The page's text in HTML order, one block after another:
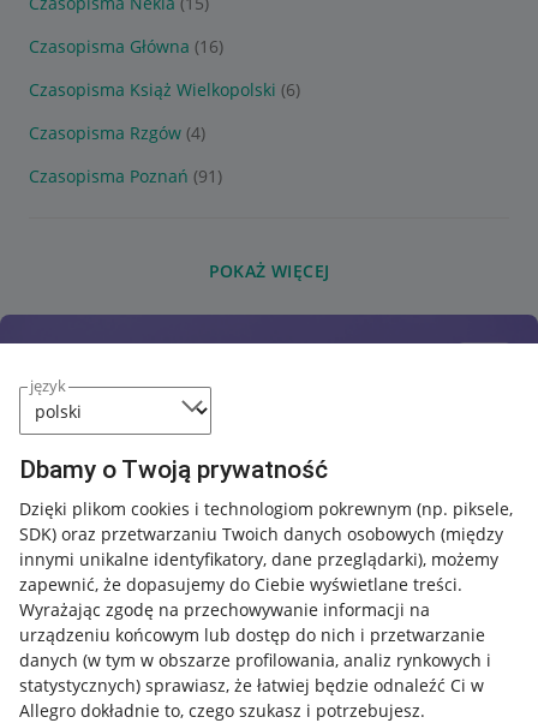
język
Dbamy o Twoją prywatność
Dzięki plikom cookies i technologiom pokrewnym (np. piksele,
SDK) oraz przetwarzaniu Twoich danych osobowych (między
innymi unikalne identyfikatory, dane przeglądarki), możemy
zapewnić, że dopasujemy do Ciebie wyświetlane treści.
Wyrażając zgodę na przechowywanie informacji na
urządzeniu końcowym lub dostęp do nich i przetwarzanie
danych (w tym w obszarze profilowania, analiz rynkowych i
statystycznych) sprawiasz, że łatwiej będzie odnaleźć Ci w
Allegro dokładnie to, czego szukasz i potrzebujesz.
Czasopisma Główna (16)
Czasopisma Książ Wielkopolski (6)
Czasopisma Rzgów (4)
Czasopisma Poznań (91)
POKAŻ WIĘCEJ